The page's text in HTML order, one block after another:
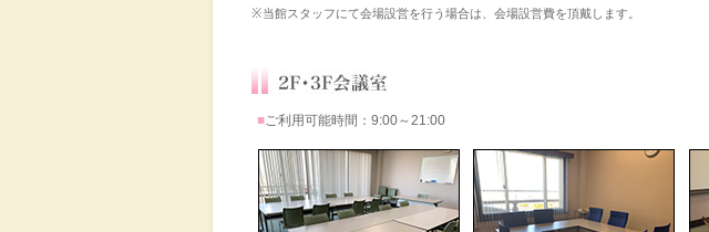
※当館スタッフにて会場設営を行う場合は、会場設営費を頂戴します。
■ご利用可能時間：9:00～21:00